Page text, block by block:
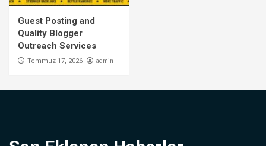
Guest Posting and
Quality Blogger
Outreach Services
Temmuz 17, 2026 admin